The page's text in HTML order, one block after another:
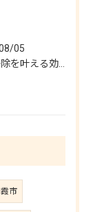
05
市